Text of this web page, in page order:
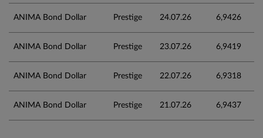
ANIMA Bond Dollar Prestige 24.07.26 6,9426
ANIMA Bond Dollar Prestige 23.07.26 6,9419
ANIMA Bond Dollar Prestige 22.07.26 6,9318
ANIMA Bond Dollar Prestige 21.07.26 6,9437